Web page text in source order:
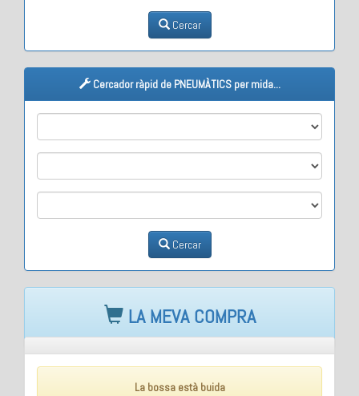
Cercar
Cercador ràpid de PNEUMÀTICS per mida...
Cercar
LA MEVA COMPRA
La bossa està buida